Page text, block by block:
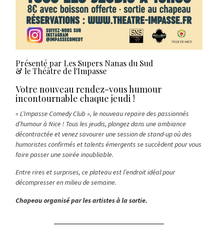
Présenté par Les Supers Nanas du Sud
& le Théâtre de l'Impasse
Votre nouveau rendez-vous humour
incontournable chaque jeudi !
« L’Impasse Comedy Club », le nouveau repaire des passionnés
d’humour à Nice ! Tous les jeudis, plongez dans une ambiance
décontractée et venez savourer une session de stand-up où des
humoristes confirmés et talents émergents se succèdent pour vous
faire passer une soirée inoubliable.
Entre rires et surprises, ce plateau est l’endroit idéal pour
décompresser en milieu de semaine.
Chapeau organisé par les artistes à la sortie.